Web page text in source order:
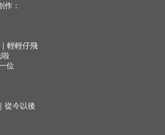
作：
輕輕仔飛
啦
位
從今以後